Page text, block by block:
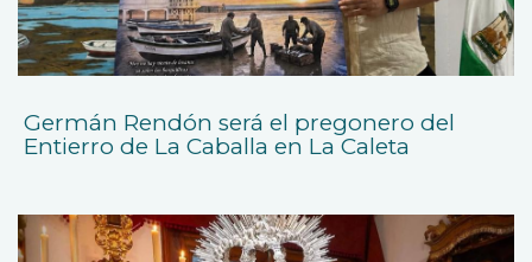
Germán Rendón será el pregonero del
Entierro de La Caballa en La Caleta